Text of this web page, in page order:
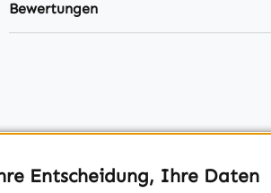
Bewertungen
Entscheidung, Ihre Daten